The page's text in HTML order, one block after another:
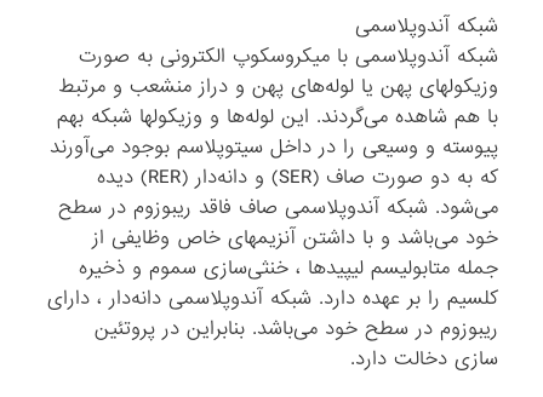
شبکه آندوپلاسمی
شبکه آندوپلاسمی با میکروسکوپ الکترونی به صورت
وزیکولهای پهن یا لوله‌های پهن و دراز منشعب و مرتبط
با هم شاهده می‌گردند. این لوله‌ها و وزیکولها شبکه بهم
پیوسته و وسیعی را در داخل سیتوپلاسم بوجود می‌آورند
که به دو صورت صاف (SER) و دانه‌دار (RER) دیده
می‌شود. شبکه آندوپلاسمی صاف فاقد ریبوزوم در سطح
خود می‌باشد و با داشتن آنزیمهای خاص وظایفی از
جمله متابولیسم لیپیدها ، خنثی‌سازی سموم و ذخیره
کلسیم را بر عهده دارد. شبکه آندوپلاسمی دانه‌دار ، دارای
ریبوزوم در سطح خود می‌باشد. بنابراین در پروتئین
سازی دخالت دارد.